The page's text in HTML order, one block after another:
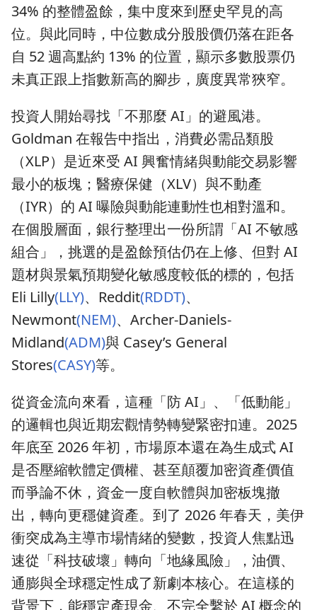
34% 的整體盈餘，集中度來到歷史罕見的高
位。與此同時，中位數成分股股價仍落在距各
自 52 週高點約 13% 的位置，顯示多數股票仍
未真正跟上指數新高的腳步，廣度異常狹窄。
投資人開始尋找「不那麼 AI」的避風港。
Goldman 在報告中指出，消費必需品類股
（XLP）是近來受 AI 興奮情緒與動能交易影響
最小的板塊；醫療保健（XLV）與不動產
（IYR）的 AI 曝險與動能連動性也相對溫和。
在個股層面，銀行整理出一份所謂「AI 不敏感
組合」，挑選的是盈餘預估仍在上修、但對 AI
題材與景氣預期變化敏感度較低的標的，包括
Eli Lilly(LLY)、Reddit(RDDT)、
Newmont(NEM)、Archer-Daniels-
Midland(ADM)與 Casey’s General
Stores(CASY)等。
從資金流向來看，這種「防 AI」、「低動能」
的邏輯也與近期宏觀情勢轉變緊密扣連。2025
年底至 2026 年初，市場原本還在為生成式 AI
是否壓縮軟體定價權、甚至顛覆加密資產價值
而爭論不休，資金一度自軟體與加密板塊撤
出，轉向更穩健資產。到了 2026 年春天，美伊
衝突成為主導市場情緒的變數，投資人焦點迅
速從「科技破壞」轉向「地緣風險」，油價、
通膨與全球穩定性成了新劇本核心。在這樣的
背景下，能穩定產現金、不完全繫於 AI 概念的